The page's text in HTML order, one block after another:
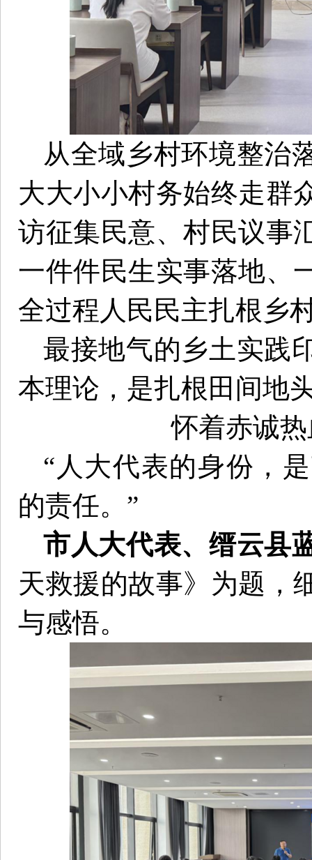
从全域乡村环境整治
大大小小村务始终走群
访征集民意、村民议事
一件件民生实事落地、
全过程人民民主扎根乡
最接地气的乡土实践
本理论，是扎根田间地
怀着赤诚
“人大代表的身份，
的责任。”
市人大代表、缙云县
天救援的故事》为题，
与感悟。